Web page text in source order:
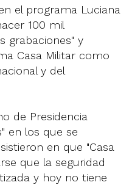
el programa Luciana
100 mil
grabaciones" y
Casa Militar como
y del
de Presidencia
en los que se
en que "Casa
que la seguridad
y hoy no tiene